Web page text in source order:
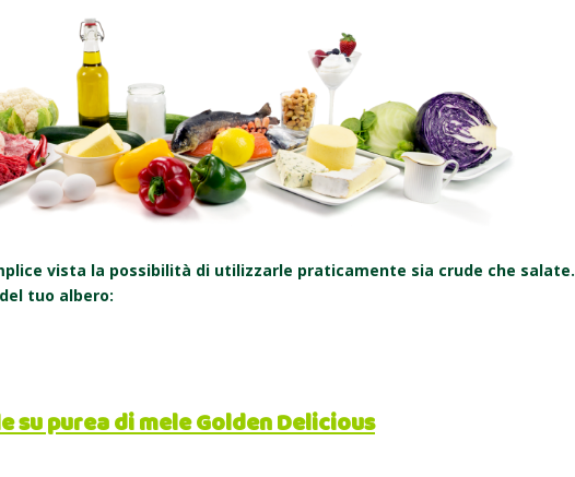
vista la possibilità di utilizzarle praticamente sia crude che salate.
tuo albero:
purea di mele Golden Delicious